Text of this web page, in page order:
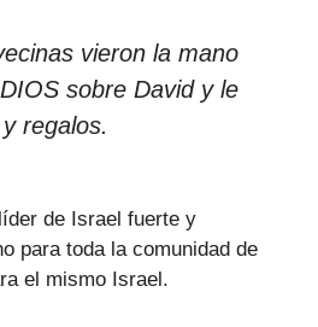
vieron la mano
sobre David y le
regalos.
de Israel fuerte y
para toda la comunidad de
el mismo Israel.